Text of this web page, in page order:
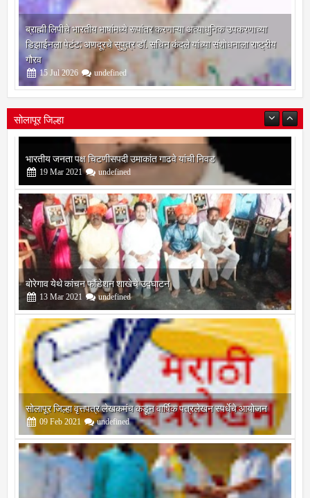
ब्राह्मी लिपीचे भारतीय भाषांमध्ये रूपांतर करणाऱ्या अत्याधुनिक उपकरणाच्या
डिझाईनला पेटंट; अणदूरचे सुपुत्र डॉ. सचिन कंदले यांच्या संशोधनाला राष्ट्रीय
गौरव
15 Jul 2026
सोलापूर जिल्हा
बोरेगाव येथे कांचन फौंडेशन शाखेचे उद्घाटन
Mar 2021 undefined
सोलापूर जिल्हा वृत्तपत्र लेखकमंच कडून वार्षिक पत्रलेखन स्पर्धेचे आयोजन
09 Feb undefined
श्री मल्लिकार्जुन प्रशालेकडून उमाकांत गाढवे यांचा सत्कार